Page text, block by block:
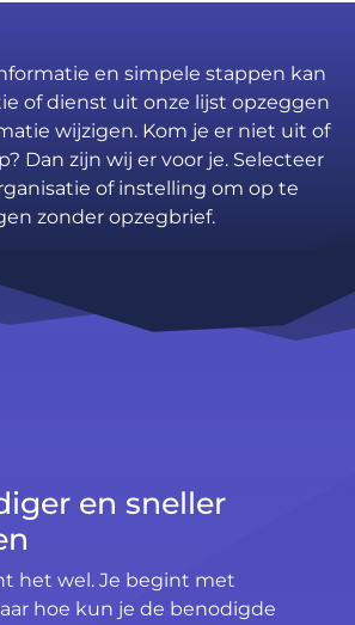
en simpele stappen kan
of dienst uit onze lijst opzeggen
wijzigen. Kom je er niet uit of
Dan zijn wij er voor je. Selecteer
of instelling om op te
zonder opzegbrief.
en sneller
het wel. Je begint met
hoe kun je de benodigde